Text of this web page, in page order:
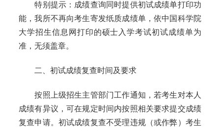
特别提示：成绩查询同时提供初试成绩单打印功
能，我所不再向考生寄发纸质成绩单，依中国科学院
大学招生信息网打印的硕士入学考试初试成绩单为
准，无须盖章。
二、初试成绩复查时间及要求
按照上级招生主管部门工作通知，若考生对本人
成绩有异议，可在规定时间内按照相关要求提交成绩
复查申请。初试成绩复查不受理违规（或作弊）考生